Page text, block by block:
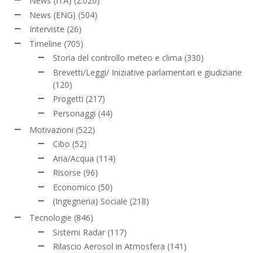
News (ENG) (504)
Interviste (26)
Timeline (705)
Storia del controllo meteo e clima (330)
Brevetti/Leggi/ Iniziative parlamentari e giudiziarie
(120)
Progetti (217)
Personaggi (44)
Motivazioni (522)
Cibo (52)
Aria/Acqua (114)
Risorse (96)
Economico (50)
(Ingegneria) Sociale (218)
Tecnologie (846)
Sistemi Radar (117)
Rilascio Aerosol in Atmosfera (141)